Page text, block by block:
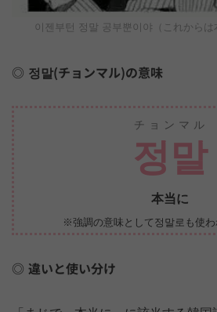
이젠부턴 정말 공부뿐이야（これからは
정말(チョンマル)の意味
정말
チョンマル
本当に
※強調の意味として정말로も使わ
違いと使い分け